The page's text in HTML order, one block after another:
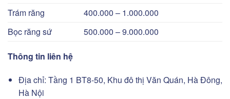
Trám răng
400.000 – 1.000.000
Bọc răng sứ
500.000 – 9.000.000
Thông tin liên hệ
Địa chỉ: Tầng 1 BT8-50, Khu đô thị Văn Quán, Hà Đông,
Hà Nội